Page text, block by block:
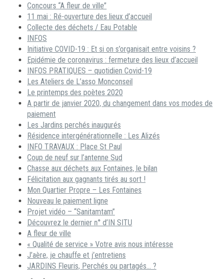
Concours “A fleur de ville”
11 mai : Ré-ouverture des lieux d’accueil
Collecte des déchets / Eau Potable
INFOS
Initiative COVID-19 : Et si on s’organisait entre voisins ?
Epidémie de coronavirus : fermeture des lieux d’accueil
INFOS PRATIQUES – quotidien Covid-19
Les Ateliers de L’asso Monconseil
Le printemps des poètes 2020
A partir de janvier 2020, du changement dans vos modes de
paiement
Les Jardins perchés inaugurés
Résidence intergénérationnelle : Les Alizés
INFO TRAVAUX : Place St Paul
Coup de neuf sur l’antenne Sud
Chasse aux déchets aux Fontaines, le bilan
Félicitation aux gagnants tirés au sort !
Mon Quartier Propre – Les Fontaines
Nouveau le paiement ligne
Projet vidéo – “Sanitamtam”
Découvrez le dernier n° d’IN SITU
A fleur de ville
« Qualité de service » Votre avis nous intéresse
J’aère, je chauffe et j’entretiens
JARDINS Fleuris, Perchés ou partagés… ?